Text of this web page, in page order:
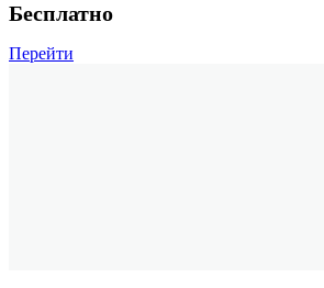
Бесплатно
Перейти